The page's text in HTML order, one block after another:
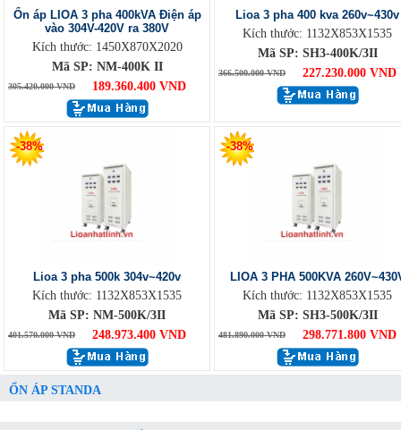
Ổn áp LIOA 3 pha 400kVA Điện áp
vào 304V-420V ra 380V
Kích thước: 1450X870X2020
Mã SP: NM-400K II
305.420.000 VND 189.360.400 VND
Lioa 3 pha 400 kva 260v~430v
Kích thước: 1132X853X1535
Mã SP: SH3-400K/3II
366.500.000 VND 227.230.000 VND
-38%
Lioa 3 pha 500k 304v~420v
Kích thước: 1132X853X1535
Mã SP: NM-500K/3II
401.570.000 VND 248.973.400 VND
-38%
LIOA 3 PHA 500KVA
Kích thước: 1132X853X1535
Mã SP: SH3-500K/3II
481.890.000 VND 298.771.800 VND
ỔN ÁP STANDA